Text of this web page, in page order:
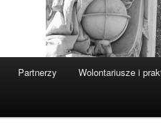
Partnerzy Wolontariusze i